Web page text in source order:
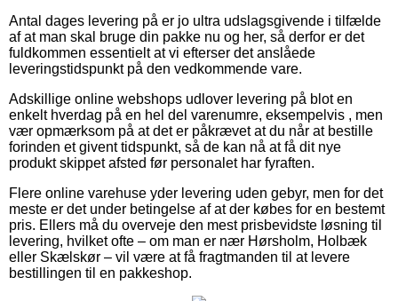
Antal dages levering på er jo ultra udslagsgivende i tilfælde
af at man skal bruge din pakke nu og her, så derfor er det
fuldkommen essentielt at vi efterser det anslåede
leveringstidspunkt på den vedkommende vare.
Adskillige online webshops udlover levering på blot en
enkelt hverdag på en hel del varenumre, eksempelvis , men
vær opmærksom på at det er påkrævet at du når at bestille
forinden et givent tidspunkt, så de kan nå at få dit nye
produkt skippet afsted før personalet har fyraften.
Flere online varehuse yder levering uden gebyr, men for det
meste er det under betingelse af at der købes for en bestemt
pris. Ellers må du overveje den mest prisbevidste løsning til
levering, hvilket ofte – om man er nær Hørsholm, Holbæk
eller Skælskør – vil være at få fragtmanden til at levere
bestillingen til en pakkeshop.